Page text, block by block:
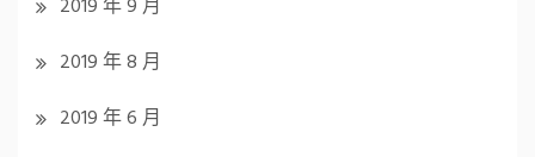
2019 年 9 月
2019 年 8 月
2019 年 6 月